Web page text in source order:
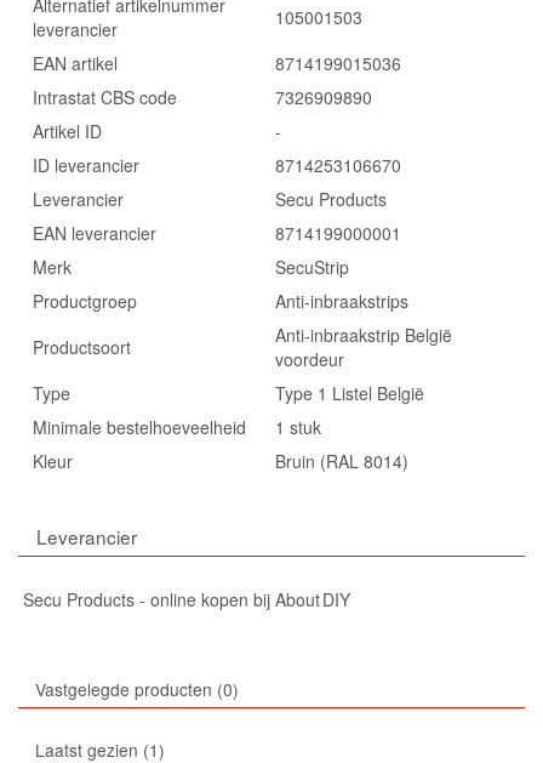
leverancier
105001503
EAN artikel
8714199015036
Intrastat CBS code
7326909890
Artikel ID
-
ID leverancier
8714253106670
Leverancier
Secu Products
EAN leverancier
8714199000001
Merk
SecuStrip
Productgroep
Anti-inbraakstrips
Productsoort
Anti-inbraakstrip België
voordeur
Type
Type 1 Listel België
Minimale bestelhoeveelheid
1 stuk
Kleur
Bruin (RAL 8014)
Leverancier
Secu Products - online kopen bij About DIY
Vastgelegde producten 0
Laatst gezien 1